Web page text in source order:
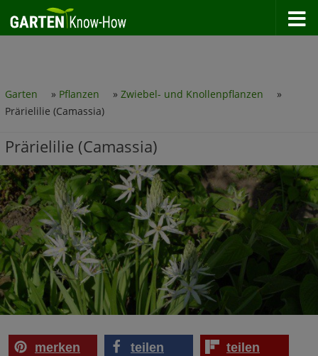
Zum Inhalt springen
Garten » Pflanzen » Zwiebel- und Knollenpflanzen
»
Prärielilie (Camassia)
Prärielilie (Camassia)
merken teilen teilen